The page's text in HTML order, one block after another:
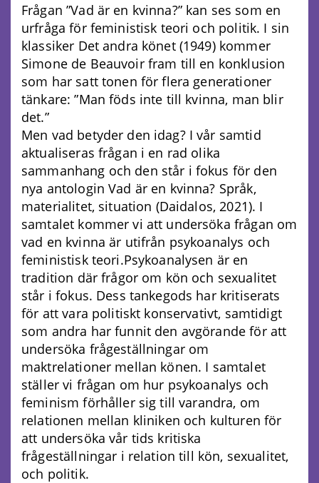
Frågan ”Vad är en kvinna?” kan ses som en
urfråga för feministisk teori och politik. I sin
klassiker Det andra könet (1949) kommer
Simone de Beauvoir fram till en konklusion
som har satt tonen för flera generationer
tänkare: ”Man föds inte till kvinna, man blir
det.”
Men vad betyder den idag? I vår samtid
aktualiseras frågan i en rad olika
sammanhang och den står i fokus för den
nya antologin Vad är en kvinna? Språk,
materialitet, situation (Daidalos, 2021). I
samtalet kommer vi att undersöka frågan om
vad en kvinna är utifrån psykoanalys och
feministisk teori.Psykoanalysen är en
tradition där frågor om kön och sexualitet
står i fokus. Dess tankegods har kritiserats
för att vara politiskt konservativt, samtidigt
som andra har funnit den avgörande för att
undersöka frågeställningar om
maktrelationer mellan könen. I samtalet
ställer vi frågan om hur psykoanalys och
feminism förhåller sig till varandra, om
relationen mellan kliniken och kulturen för
att undersöka vår tids kritiska
frågeställningar i relation till kön, sexualitet,
och politik.